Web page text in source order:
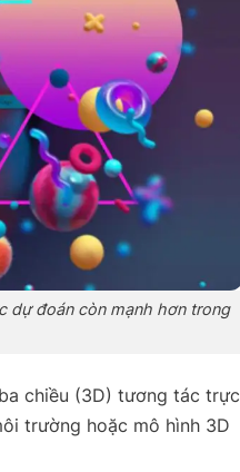
dự đoán còn mạnh hơn trong
chiều (3D) tương tác trực
trường hoặc mô hình 3D